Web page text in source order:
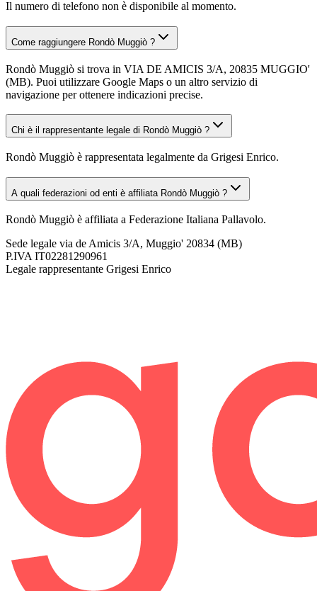
Il numero di telefono non è disponibile al momento.
Come raggiungere Rondò Muggiò ?
Rondò Muggiò si trova in VIA DE AMICIS 3/A, 20835 MUGGIO'
(MB). Puoi utilizzare Google Maps o un altro servizio di
navigazione per ottenere indicazioni precise.
Chi è il rappresentante legale di Rondò Muggiò ?
Rondò Muggiò è rappresentata legalmente da Grigesi Enrico.
A quali federazioni od enti è affiliata Rondò Muggiò ?
Rondò Muggiò è affiliata a Federazione Italiana Pallavolo.
Sede legale via de Amicis 3/A, Muggio' 20834 (MB)
P.IVA IT02281290961
Legale rappresentante Grigesi Enrico